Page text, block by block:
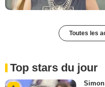
Toutes les
Top stars du jour